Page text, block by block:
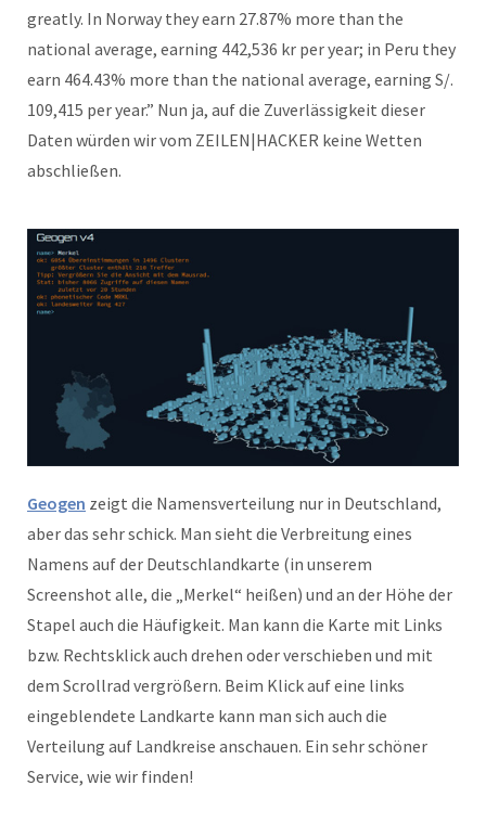
greatly. In Norway they earn 27.87% more than the
national average, earning 442,536 kr per year; in Peru they
earn 464.43% more than the national average, earning S/.
109,415 per year.” Nun ja, auf die Zuverlässigkeit dieser
Daten würden wir vom ZEILEN|HACKER keine Wetten
abschließen.
Geogen zeigt die Namensverteilung nur in Deutschland,
aber das sehr schick. Man sieht die Verbreitung eines
Namens auf der Deutschlandkarte (in unserem
Screenshot alle, die „Merkel“ heißen) und an der Höhe der
Stapel auch die Häufigkeit. Man kann die Karte mit Links
bzw. Rechtsklick auch drehen oder verschieben und mit
dem Scrollrad vergrößern. Beim Klick auf eine links
eingeblendete Landkarte kann man sich auch die
Verteilung auf Landkreise anschauen. Ein sehr schöner
Service, wie wir finden!